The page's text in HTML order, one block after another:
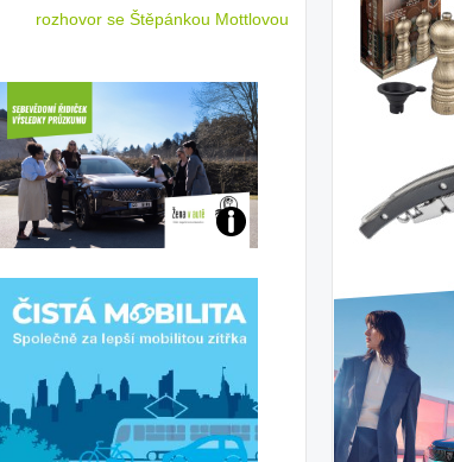
rozhovor se Štěpánkou Mottlovou
Jaké
ženy-
řidičky